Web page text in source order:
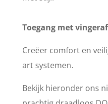
Toegang met
Creëer comfort en
art systemen.
Bekijk hieronder ons